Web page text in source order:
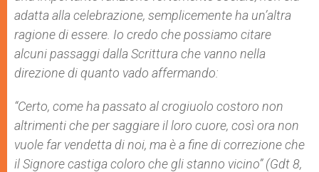
adatta alla celebrazione, semplicemente ha un’altra
ragione di essere. Io credo che possiamo citare
alcuni passaggi dalla Scrittura che vanno nella
direzione di quanto vado affermando:
“Certo, come ha passato al crogiuolo costoro non
altrimenti che per saggiare il loro cuore, così ora non
vuole far vendetta di noi, ma è a fine di correzione che
il Signore castiga coloro che gli stanno vicino”(Gdt 8,